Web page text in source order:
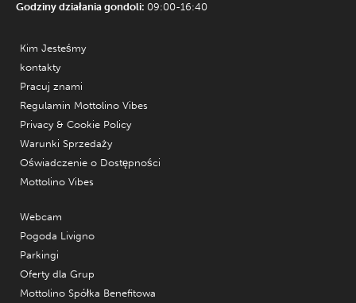
Godziny działania gondoli: 09:00-16:40
Kim Jesteśmy
kontakty
Pracuj znami
Regulamin Mottolino Vibes
Privacy & Cookie Policy
Warunki Sprzedaży
Oświadczenie o Dostępności
Mottolino Vibes
Webcam
Pogoda Livigno
Parkingi
Oferty dla Grup
Mottolino Spółka Benefitowa